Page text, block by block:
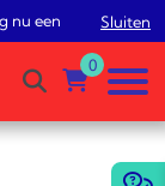
een gratisSluiten
0